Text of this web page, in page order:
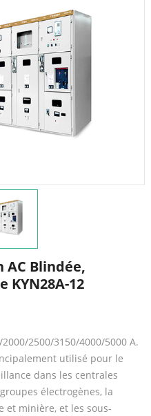
Blindée,
12
2500/3150/4000/5000 A.
utilisé pour le
dans les centrales
électrogènes, la
minière, et les sous-